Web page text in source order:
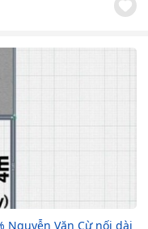
Nguyễn Văn Cừ nối dài